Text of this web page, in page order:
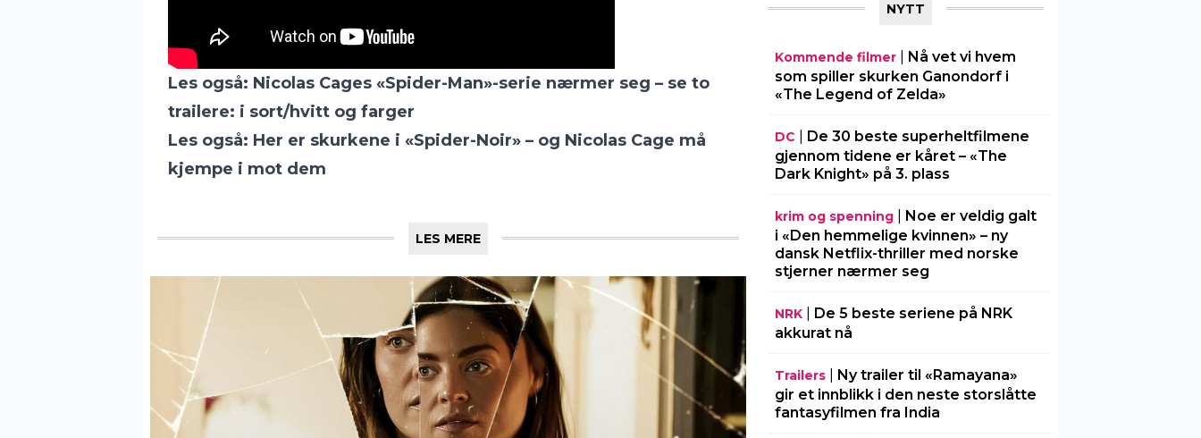
Les også: Nicolas Cages «Spider-Man»-serie nærmer seg – se to
trailere: i sort/hvitt og farger
Les også: Her er skurkene i «Spider-Noir» – og Nicolas Cage må
kjempe i mot dem
LES MERE
NYTT
Kommende filmer| Nå vet vi hvem
som spiller skurken Ganondorf i
«The Legend of Zelda»
DC
De 30 beste superheltfilmene
gjennom tidene er kåret – «The
Dark Knight» på 3. plass
krim og spenning| Noe er veldig galt
i «Den hemmelige kvinnen» – ny
dansk Netflix-thriller med norske
stjerner nærmer seg
NRK| De 5 beste seriene på NRK
akkurat nå
Trailers| Ny trailer til «Ramayana»
gir et innblikk i den neste storslåtte
fantasyfilmen fra India